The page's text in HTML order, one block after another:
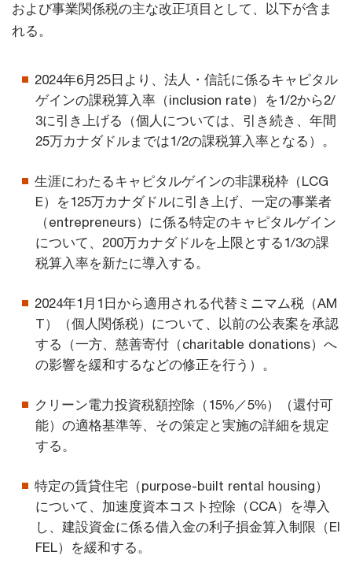
および事業関係税の主な改正項目として、以下が含ま
れる。
2024年6月25日より、法人・信託に係るキャピタル
ゲインの課税算入率（inclusion rate）を1/2から2/
3に引き上げる（個人については、引き続き、年間
25万カナダドルまでは1/2の課税算入率となる）。
生涯にわたるキャピタルゲインの非課税枠（LCG
E）を125万カナダドルに引き上げ、一定の事業者
（entrepreneurs）に係る特定のキャピタルゲイン
について、200万カナダドルを上限とする1/3の課
税算入率を新たに導入する。
2024年1月1日から適用される代替ミニマム税（AM
T）（個人関係税）について、以前の公表案を承認
する（一方、慈善寄付（charitable donations）へ
の影響を緩和するなどの修正を行う）。
クリーン電力投資税額控除（15%／5%）（還付可
能）の適格基準等、その策定と実施の詳細を規定
する。
特定の賃貸住宅（purpose-built rental housing）
について、加速度資本コスト控除（CCA）を導入
し、建設資金に係る借入金の利子損金算入制限（EI
FEL）を緩和する。